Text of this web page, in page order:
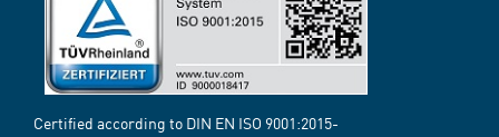
Certified according to DIN EN ISO 9001:2015-